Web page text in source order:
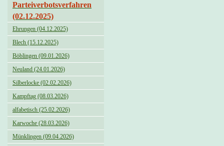
Parteiverbotsverfahren
(02.12.2025)
Ehrungen (04.12.2025)
Blech (15.12.2025)
Böblingen (09.01.2026)
Neuland (24.01.2026)
Silberlocke (02.02.2026)
Kampftag (08.03.2026)
alfabetisch (25.02.2026)
Karwoche (28.03.2026)
Münklingen (09.04.2026)